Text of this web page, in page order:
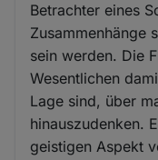
Betrachter eines
Zusammenhänge
sein werden. Die
Wesentlichen
Lage sind, über
hinauszudenken.
geistigen Aspekt